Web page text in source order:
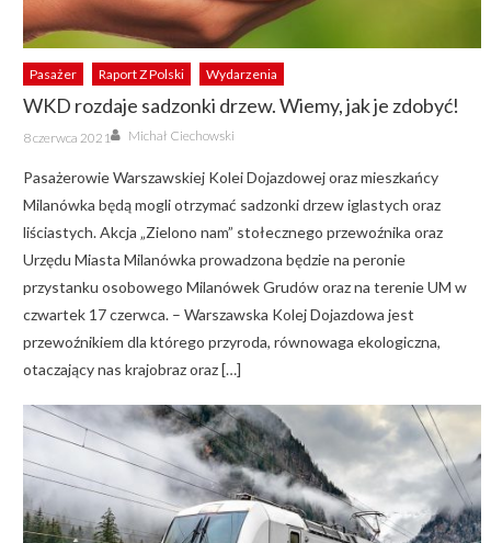
Pasażer Raport Z Polski Wydarzenia
WKD rozdaje sadzonki drzew. Wiemy, jak je zdobyć!
Posted
on
8 czerwca 2021 Author
Michał Ciechowski
Pasażerowie Warszawskiej Kolei Dojazdowej oraz mieszkańcy
Milanówka będą mogli otrzymać sadzonki drzew iglastych oraz
liściastych. Akcja „Zielono nam” stołecznego przewoźnika oraz
Urzędu Miasta Milanówka prowadzona będzie na peronie
przystanku osobowego Milanówek Grudów oraz na terenie UM w
czwartek 17 czerwca. – Warszawska Kolej Dojazdowa jest
przewoźnikiem dla którego przyroda, równowaga ekologiczna,
otaczający nas krajobraz oraz […]